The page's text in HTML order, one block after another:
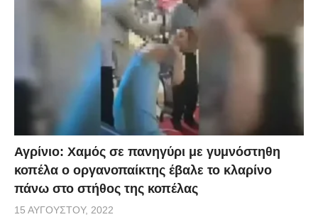
Αγρίνιο: Χαμός σε πανηγύρι με γυμνόστηθη
κοπέλα ο οργανοπαίκτης έβαλε το κλαρίνο
πάνω στο στήθος της κοπέλας
15 ΑΥΓΟΎΣΤΟΥ, 2022